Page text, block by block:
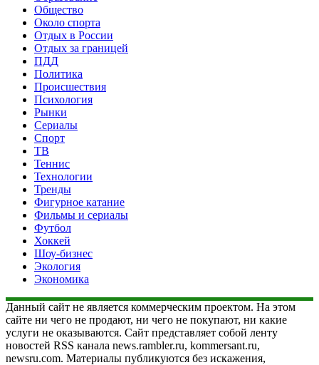
Общество
Около спорта
Отдых в России
Отдых за границей
ПДД
Политика
Происшествия
Психология
Рынки
Сериалы
Спорт
ТВ
Теннис
Технологии
Тренды
Фигурное катание
Фильмы и сериалы
Футбол
Хоккей
Шоу-бизнес
Экология
Экономика
Данный сайт не является коммерческим проектом. На этом
сайте ни чего не продают, ни чего не покупают, ни какие
услуги не оказываются. Сайт представляет собой ленту
новостей RSS канала news.rambler.ru, kommersant.ru,
newsru.com. Материалы публикуются без искажения,